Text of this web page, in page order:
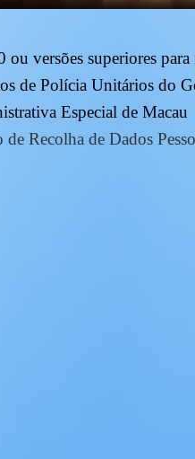
ou versões superiores
de Polícia Unitários do
Especial de Macau
de Recolha de Dados